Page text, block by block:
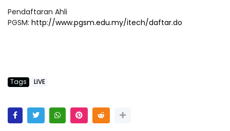
Pendaftaran Ahli
PGSM: http://www.pgsm.edu.my/itech/daftar.do
Tags LIVE